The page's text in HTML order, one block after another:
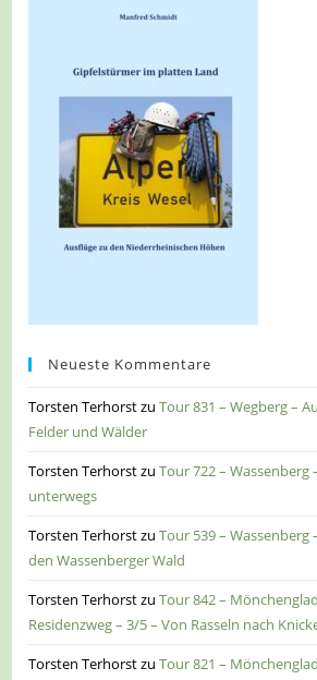
Neueste Kommentare
Torsten TerhorstzuTour 831 – Wegberg –
Felder und Wälder
Torsten TerhorstzuTour 722 – Wassenberg
unterwegs
Torsten TerhorstzuTour 539 – Wassenberg
den Wassenberger Wald
Torsten TerhorstzuTour 842 –
Residenzweg – 3/5 – Von Rasseln nach
Torsten TerhorstzuTour 821 –